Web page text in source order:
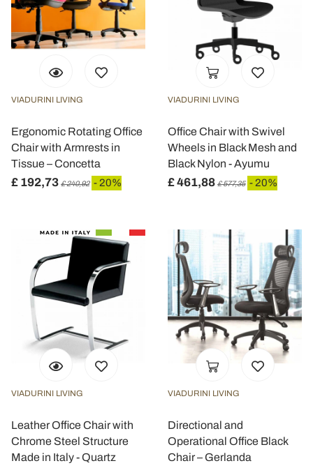
VIADURINI LIVING
Ergonomic Rotating Office
Chair with Armrests in
Tissue – Concetta
£ 192,73 £ 240,92 - 20%
VIADURINI LIVING
Office Chair with Swivel
Wheels in Black Mesh and
Black Nylon - Ayumu
£ 461,88 £ 577,35 - 20%
VIADURINI LIVING
Leather Office Chair with
Chrome Steel Structure
Made in Italy - Quartz
VIADURINI LIVING
Directional and
Operational Office Black
Chair – Gerlanda